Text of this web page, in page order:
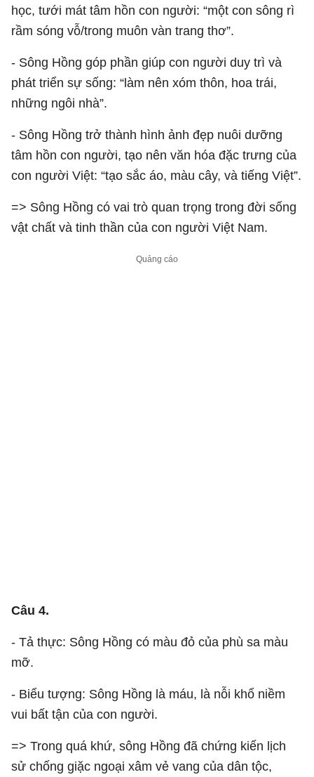
học, tưới mát tâm hồn con người: “một con sông rì
rầm sóng vỗ/trong muôn vàn trang thơ”.
- Sông Hồng góp phần giúp con người duy trì và
phát triển sự sống: “làm nên xóm thôn, hoa trái,
những ngôi nhà”.
- Sông Hồng trở thành hình ảnh đẹp nuôi dưỡng
tâm hồn con người, tạo nên văn hóa đặc trưng của
con người Việt: “tạo sắc áo, màu cây, và tiếng Việt”.
=> Sông Hồng có vai trò quan trọng trong đời sống
vật chất và tinh thần của con người Việt Nam.
Câu 4.
- Tả thực: Sông Hồng có màu đỏ của phù sa màu
mỡ.
- Biểu tượng: Sông Hồng là máu, là nỗi khổ niềm
vui bất tận của con người.
=> Trong quá khứ, sông Hồng đã chứng kiến lịch
sử chống giặc ngoại xâm vẻ vang của dân tộc,